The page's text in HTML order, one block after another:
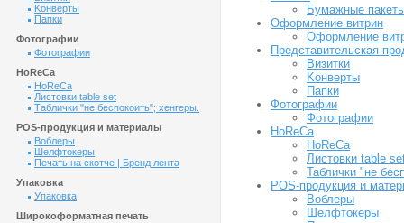
Kонверты
Папки
Фотографии
Фотографии
HoReCa
HoReCa
Листовки table set
Таблички "не беспокоить"; хенгеры.
POS-продукция и материалы
Воблеры
Шелфтокеры
Печать на скотче | Бренд лента
Упаковка
Упаковка
Широкоформатная печать
Бумажные
Оформление витрин
Оформление
Представительская
Визитки
Kонверты
Папки
Фотографии
Фотографии
HoReCa
HoReCa
Листовки table
Таблички "не
POS-продукция и
Воблеры
Шелфтокеры